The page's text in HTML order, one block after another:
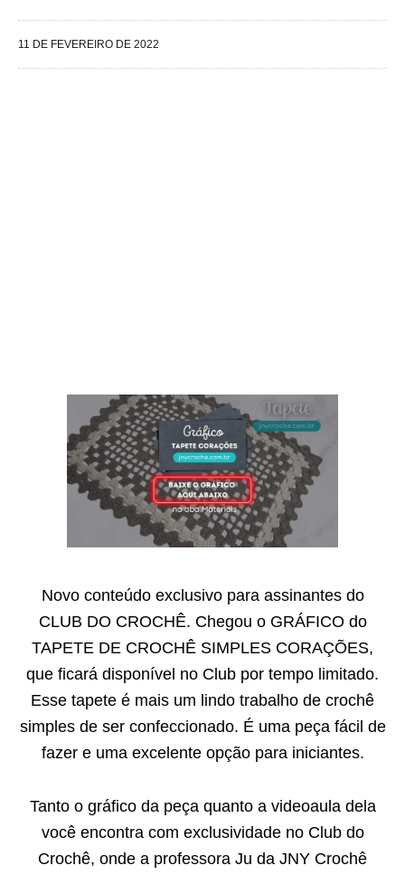
11 DE FEVEREIRO DE 2022
Novo conteúdo exclusivo para assinantes do
CLUB DO CROCHÊ. Chegou o GRÁFICO do
TAPETE DE CROCHÊ SIMPLES CORAÇÕES,
que ficará disponível no Club por tempo limitado.
Esse tapete é mais um lindo trabalho de crochê
simples de ser confeccionado. É uma peça fácil de
fazer e uma excelente opção para iniciantes.
Tanto o gráfico da peça quanto a videoaula dela
você encontra com exclusividade no Club do
Crochê, onde a professora Ju da JNY Crochê